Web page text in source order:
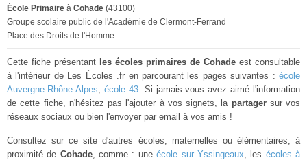
École Primaire à Cohade (43100)
Groupe scolaire public de l'Académie de Clermont-Ferrand
Place des Droits de l'Homme
Cette fiche présentant les écoles primaires de Cohade est consultable
à l'intérieur de Les Écoles .fr en parcourant les pages suivantes : école
Auvergne-Rhône-Alpes, école 43. Si jamais vous avez aimé l'information
de cette fiche, n'hésitez pas l'ajouter à vos signets, la partagersur vos
réseaux sociaux ou bien l'envoyer par email à vos amis !
Consultez sur ce site d'autres écoles, maternelles ou élémentaires, à
proximité de Cohade, comme : uneécole sur Yssingeaux, les écoles à